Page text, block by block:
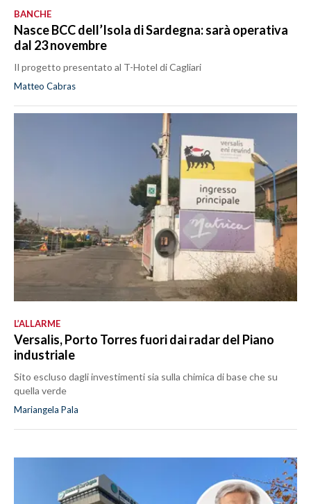
BANCHE
Nasce BCC dell’Isola di Sardegna: sarà operativa
dal 23 novembre
Il progetto presentato al T-Hotel di Cagliari
Matteo Cabras
L’ALLARME
Versalis, Porto Torres fuori dai radar del Piano
industriale
Sito escluso dagli investimenti sia sulla chimica di base che su
quella verde
Mariangela Pala